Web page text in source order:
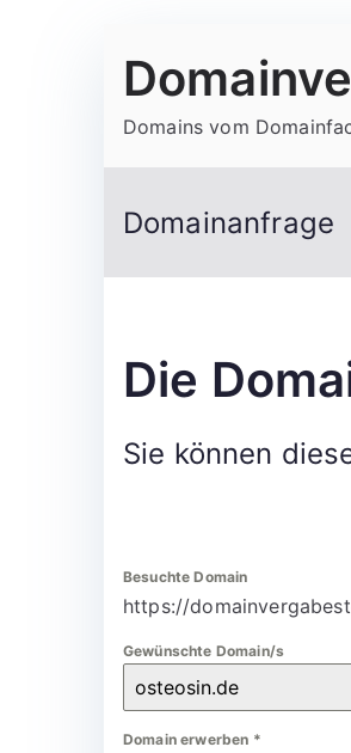
Inhalt
Domains vom
Domainanfrage
Die
Sie können
Besuchte Domain
https://
Gewünschte Domain/s
Domain erwerben *